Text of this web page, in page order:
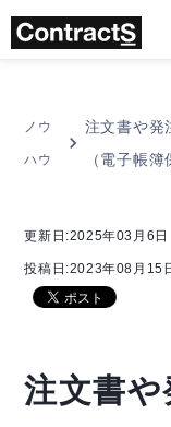
ノウ
ハウ
注文書や発
（電子帳簿
更新日:2025年03月6日
投稿日:2023年08月15
注文書